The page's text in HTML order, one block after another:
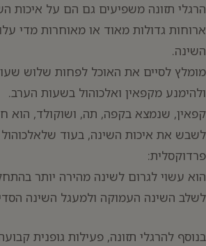
הרגלי תזונה משפיעים גם הם על איכות
ארוחות גדולות מאוד או מאוחרות מדי
השינה.
מומלץ לסיים את האוכל לפחות שלוש
ולהימנע מקפאין ואלכוהול בשעות הערב.
קפאין, שנמצא בקפה, תה, ושוקולד, הוא
לשבש את איכות השינה, בעוד
פרדוקסלית:
הוא עשוי לגרום לשינה מהירה יותר
לשלב השינה העמוקה ולמעגל השינה
בנוסף להרגלי תזונה, פעילות גופנית